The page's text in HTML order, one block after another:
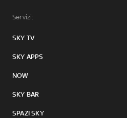
Servizi:
SKY TV
SKY APPS
NOW
SKY BAR
SPAZI SKY